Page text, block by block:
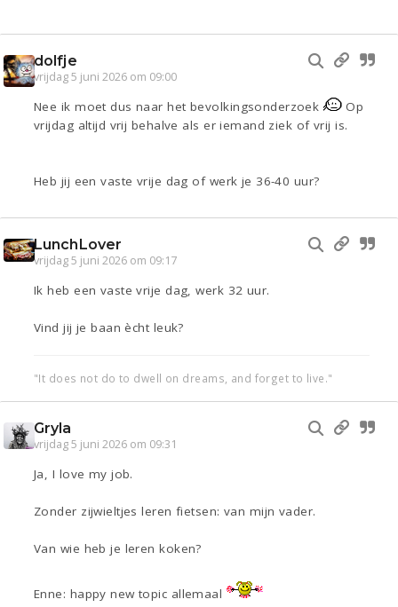
dolfje
vrijdag 5 juni 2026 om 09:00
Nee ik moet dus naar het bevolkingsonderzoek
Op
vrijdag altijd vrij behalve als er iemand ziek of vrij is.
Heb jij een vaste vrije dag of werk je 36-40 uur?
LunchLover
vrijdag 5 juni 2026 om 09:17
Ik heb een vaste vrije dag, werk 32 uur.
Vind jij je baan ècht leuk?
"It does not do to dwell on dreams, and forget to live."
Gryla
vrijdag 5 juni 2026 om 09:31
Ja, I love my job.
Zonder zijwieltjes leren fietsen: van mijn vader.
Van wie heb je leren koken?
Enne: happy new topic allemaal